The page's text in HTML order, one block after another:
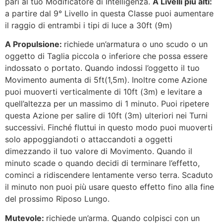
a partire dal 9° Livello in questa Classe puoi aumentare
il raggio di entrambi i tipi di luce a 30ft (9m)
A Propulsione: richiede un’armatura o uno scudo o un
oggetto di Taglia piccola o inferiore che possa essere
indossato o portato. Quando indossi l’oggetto il tuo
Movimento aumenta di 5ft(1,5m). Inoltre come Azione
puoi muoverti verticalmente di 10ft (3m) e levitare a
quell’altezza per un massimo di 1 minuto. Puoi ripetere
questa Azione per salire di 10ft (3m) ulteriori nei Turni
successivi. Finché fluttui in questo modo puoi muoverti
solo appoggiandoti o attaccandoti a oggetti
dimezzando il tuo valore di Movimento. Quando il
minuto scade o quando decidi di terminare l’effetto,
cominci a ridiscendere lentamente verso terra. Scaduto
il minuto non puoi più usare questo effetto fino alla fine
del prossimo Riposo Lungo.
Mutevole: richiede un’arma. Quando colpisci con un